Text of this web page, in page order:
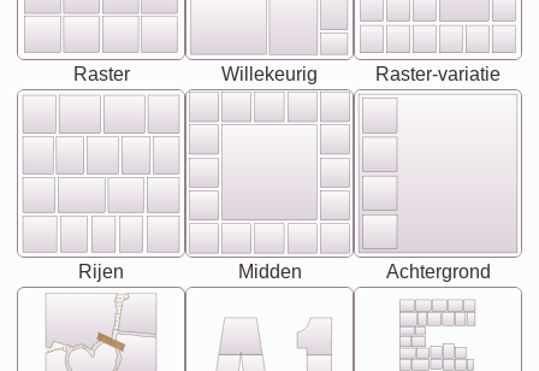
Raster Willekeurig Raster-variatie
Rijen Midden Achtergrond